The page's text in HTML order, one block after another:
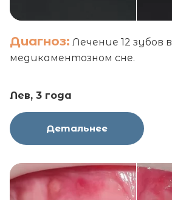
Диагноз: Лечение 12 зубов в
медикаментозном сне.
Лев, 3 года
Детальнее